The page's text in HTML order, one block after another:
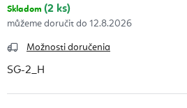
Skladom (2 ks)
12.8.2026
Možnosti doručenia
SG-2_H